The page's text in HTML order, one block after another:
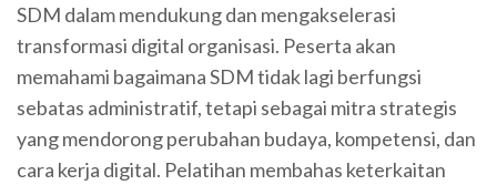
SDM dalam mendukung dan mengakselerasi
transformasi digital organisasi. Peserta akan
memahami bagaimana SDM tidak lagi berfungsi
sebatas administratif, tetapi sebagai mitra strategis
yang mendorong perubahan budaya, kompetensi, dan
cara kerja digital. Pelatihan membahas keterkaitan